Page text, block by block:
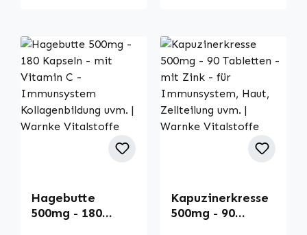
Hagebutte
500mg - 180
Kapuzinerkresse
500mg - 90